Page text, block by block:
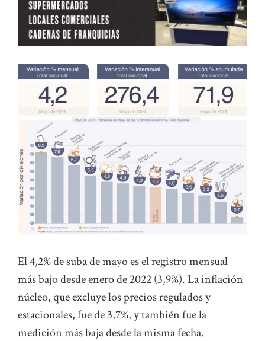
El 4,2% de suba de mayo es el registro mensual
más bajo desde enero de 2022 (3,9%). La inflación
núcleo, que excluye los precios regulados y
estacionales, fue de 3,7%, y también fue la
medición más baja desde la misma fecha.